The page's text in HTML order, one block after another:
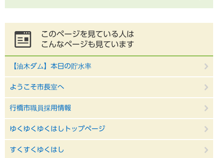
このページを見ている人は
こんなページも見ています
【油木ダム】本日の貯水率
ようこそ市長室へ
行橋市職員採用情報
ゆくゆくゆくはしトップページ
すくすくゆくはし